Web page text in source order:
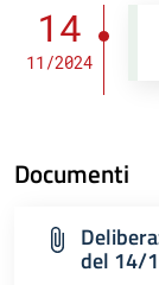
14
11/2024
Documenti
del 14/